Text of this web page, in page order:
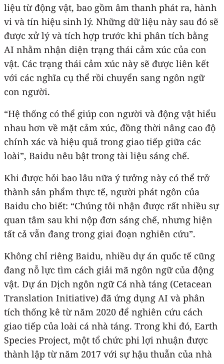
liệu từ động vật, bao gồm âm thanh phát ra, hành
vi và tín hiệu sinh lý. Những dữ liệu này sau đó sẽ
được xử lý và tích hợp trước khi phân tích bằng
AI nhằm nhận diện trạng thái cảm xúc của con
vật. Các trạng thái cảm xúc này sẽ được liên kết
với các nghĩa cụ thể rồi chuyển sang ngôn ngữ
con người.
“Hệ thống có thể giúp con người và động vật hiểu
nhau hơn về mặt cảm xúc, đồng thời nâng cao độ
chính xác và hiệu quả trong giao tiếp giữa các
loài”, Baidu nêu bật trong tài liệu sáng chế.
Khi được hỏi bao lâu nữa ý tưởng này có thể trở
thành sản phẩm thực tế, người phát ngôn của
Baidu cho biết: “Chúng tôi nhận được rất nhiều sự
quan tâm sau khi nộp đơn sáng chế, nhưng hiện
tất cả vẫn đang trong giai đoạn nghiên cứu”.
Không chỉ riêng Baidu, nhiều dự án quốc tế cũng
đang nỗ lực tìm cách giải mã ngôn ngữ của động
vật. Dự án Dịch ngôn ngữ Cá nhà táng (Cetacean
Translation Initiative) đã ứng dụng AI và phân
tích thống kê từ năm 2020 để nghiên cứu cách
giao tiếp của loài cá nhà táng. Trong khi đó, Earth
Species Project, một tổ chức phi lợi nhuận được
thành lập từ năm 2017 với sự hậu thuẫn của nhà